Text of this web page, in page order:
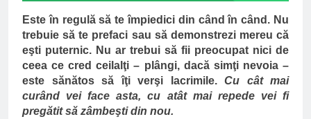
Este în regulă să te împiedici din când în când. Nu
trebuie să te prefaci sau să demonstrezi mereu că
eşti puternic. Nu ar trebui să fii preocupat nici de
ceea ce cred ceilalţi – plângi, dacă simţi nevoia –
este sănătos să îţi verşi lacrimile. Cu cât mai
curând vei face asta, cu atât mai repede vei fi
pregătit să zâmbeşti din nou.